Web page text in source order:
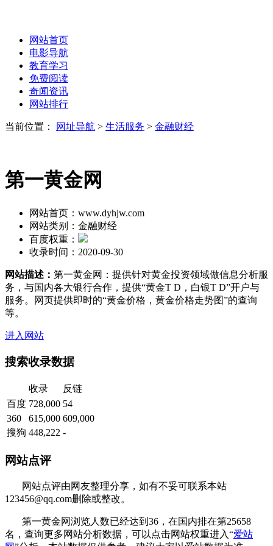
网站首页
电影导航
教育学习
免费阅读
奇闻资讯
网站排行
当前位置： 网址导航 > 生活服务 > 金融财经
第一黄金网
网站首页： www.dyhjw.com
网站类别： 金融财经
百度权重：
收录时间： 2020-09-30
网站描述： 第一黄金网：提供针对黄金投资领域做信息分析服
务，与国内各大银行合作，提供“黄金T D，白银T D”开户与
服务。网页提供即时的“黄金价格，黄金价格走势图”的查询
等。
进入网站
搜索收录数据
收录
反链
百度 728,000 54
360
615,000 609,000
搜狗 448,222 -
网站点评
网站点评由网友整理分享，如有不妥可联系本站
123456@qq.com删除或整改。
第一黄金网浏览人数已经达到36，在国内排在第25658
名，查询更多网站分析数据，可以点击网站权重进入“爱站